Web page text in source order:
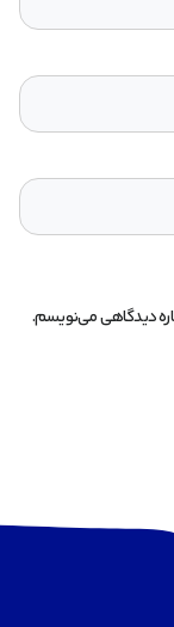
دیدگاهی می‌نویسم.